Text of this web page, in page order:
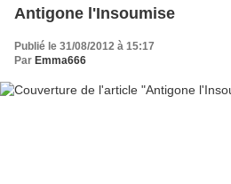
Antigone l'Insoumise
Publié le 31/08/2012 à 15:17
Par Emma666